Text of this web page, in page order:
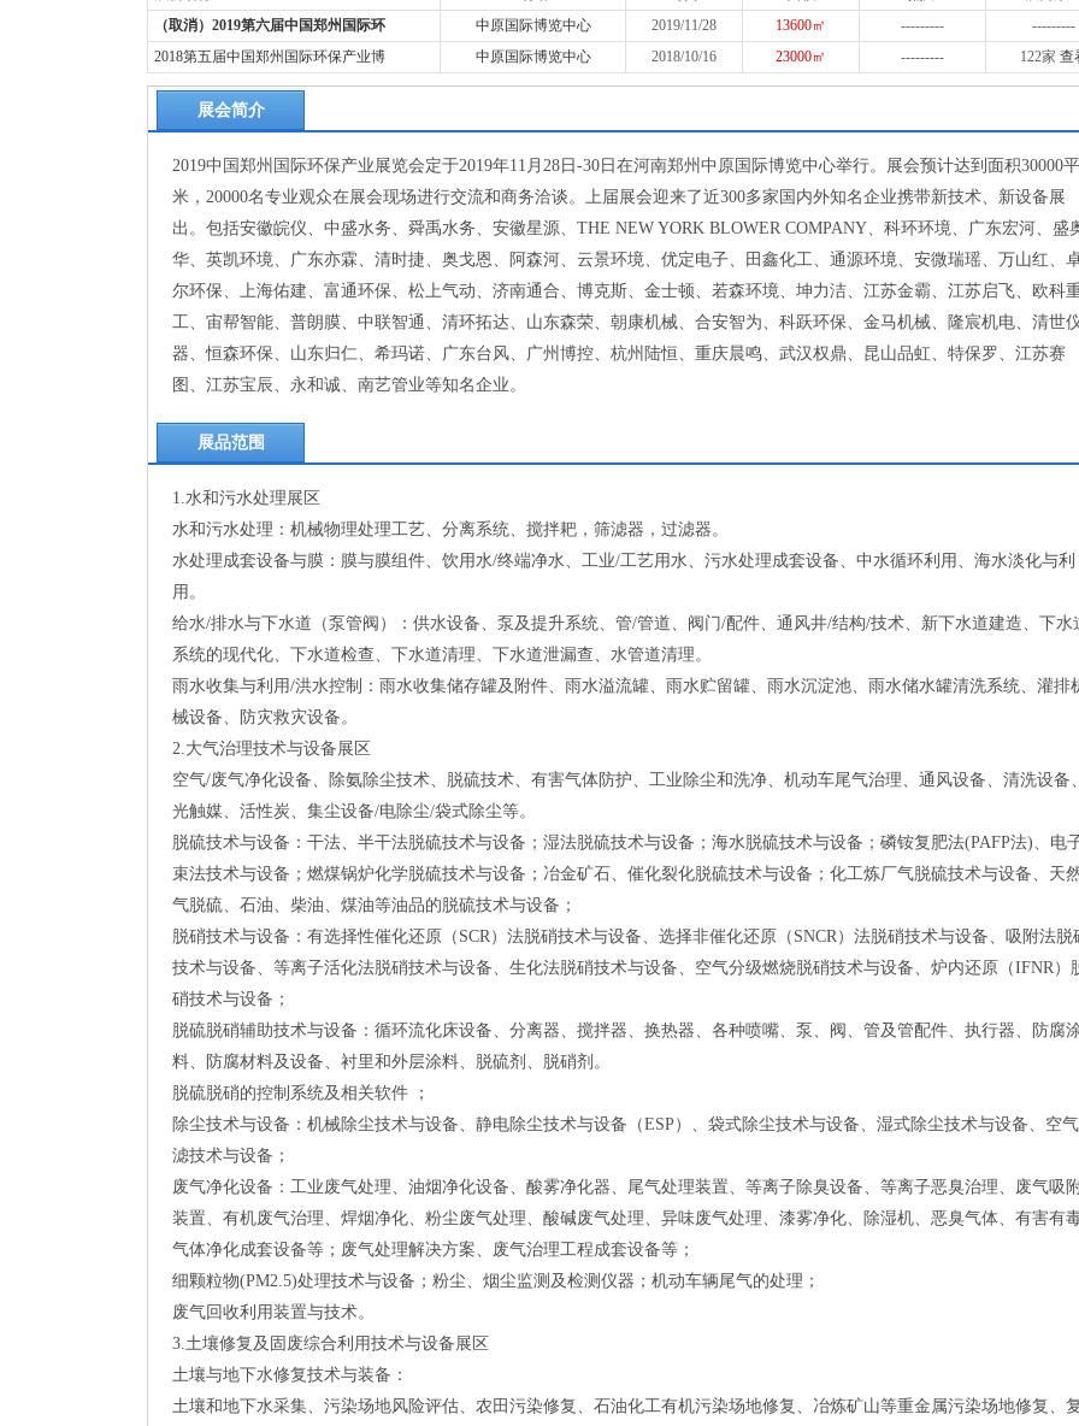
（取消）2019第六届中国郑州国际环
中原国际博览中心 2019/11/28 13600㎡ ---------
---------
2018第五届中国郑州国际环保产业博
中原国际博览中心 2018/10/16 23000㎡ --------- 122家 查
展会简介
2019中国郑州国际环保产业展览会定于2019年11月28日-30日在河南郑州中原国际博览中心举行。展会预计达到面积30000
米，20000名专业观众在展会现场进行交流和商务洽谈。上届展会迎来了近300多家国内外知名企业携带新技术、新设备展
出。包括安徽皖仪、中盛水务、舜禹水务、安徽星源、THE NEW YORK BLOWER COMPANY、科环环境、广东宏河、盛
华、英凯环境、广东亦霖、清时捷、奥戈恩、阿森河、云景环境、优定电子、田鑫化工、通源环境、安微瑞瑶、万山红、
尔环保、上海佑建、富通环保、松上气动、济南通合、博克斯、金士顿、若森环境、坤力洁、江苏金霸、江苏启飞、欧科
工、宙帮智能、普朗膜、中联智通、清环拓达、山东森荣、朝康机械、合安智为、科跃环保、金马机械、隆宸机电、清世
器、恒森环保、山东归仁、希玛诺、广东台风、广州博控、杭州陆恒、重庆晨鸣、武汉权鼎、昆山品虹、特保罗、江苏赛
图、江苏宝辰、永和诚、南艺管业等知名企业。
展品范围
1.水和污水处理展区
水和污水处理：机械物理处理工艺、分离系统、搅拌耙，筛滤器，过滤器。
水处理成套设备与膜：膜与膜组件、饮用水/终端净水、工业/工艺用水、污水处理成套设备、中水循环利用、海水淡化与利
用。
给水/排水与下水道（泵管阀）：供水设备、泵及提升系统、管/管道、阀门/配件、通风井/结构/技术、新下水道建造、下水
系统的现代化、下水道检查、下水道清理、下水道泄漏查、水管道清理。
雨水收集与利用/洪水控制：雨水收集储存罐及附件、雨水溢流罐、雨水贮留罐、雨水沉淀池、雨水储水罐清洗系统、灌排
械设备、防灾救灾设备。
2.大气治理技术与设备展区
空气/废气净化设备、除氨除尘技术、脱硫技术、有害气体防护、工业除尘和洗净、机动车尾气治理、通风设备、清洗设备、
光触媒、活性炭、集尘设备/电除尘/袋式除尘等。
脱硫技术与设备：干法、半干法脱硫技术与设备；湿法脱硫技术与设备；海水脱硫技术与设备；磷铵复肥法(PAFP法)、电
束法技术与设备；燃煤锅炉化学脱硫技术与设备；冶金矿石、催化裂化脱硫技术与设备；化工炼厂气脱硫技术与设备、天
气脱硫、石油、柴油、煤油等油品的脱硫技术与设备；
脱硝技术与设备：有选择性催化还原（SCR）法脱硝技术与设备、选择非催化还原（SNCR）法脱硝技术与设备、吸附法脱
技术与设备、等离子活化法脱硝技术与设备、生化法脱硝技术与设备、空气分级燃烧脱硝技术与设备、炉内还原（IFNR）
硝技术与设备；
脱硫脱硝辅助技术与设备：循环流化床设备、分离器、搅拌器、换热器、各种喷嘴、泵、阀、管及管配件、执行器、防腐
料、防腐材料及设备、衬里和外层涂料、脱硫剂、脱硝剂。
脱硫脱硝的控制系统及相关软件 ；
除尘技术与设备：机械除尘技术与设备、静电除尘技术与设备（ESP）、袋式除尘技术与设备、湿式除尘技术与设备、空
滤技术与设备；
废气净化设备：工业废气处理、油烟净化设备、酸雾净化器、尾气处理装置、等离子除臭设备、等离子恶臭治理、废气吸
装置、有机废气治理、焊烟净化、粉尘废气处理、酸碱废气处理、异味废气处理、漆雾净化、除湿机、恶臭气体、有害有
气体净化成套设备等；废气处理解决方案、废气治理工程成套设备等；
细颗粒物(PM2.5)处理技术与设备；粉尘、烟尘监测及检测仪器；机动车辆尾气的处理；
废气回收利用装置与技术。
3.土壤修复及固废综合利用技术与设备展区
土壤与地下水修复技术与装备：
土壤和地下水采集、污染场地风险评估、农田污染修复、石油化工有机污染场地修复、冶炼矿山等重金属污染场地修复、复